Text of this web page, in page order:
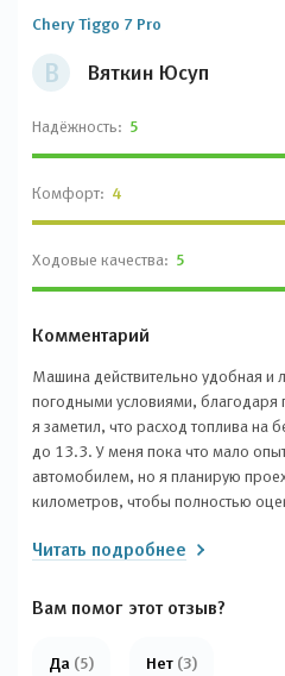
В Вяткин Юсуп
Chery Tiggo 7 Pro
Надёжность: 5
Комфорт: 4
Ходовые качества: 5
Комментарий
Машина действительно удобная и
погодными условиями,
я заметил, что расход топлива на
до 13.3. У меня пока что мало
автомобилем, но я планирую
километров, чтобы полностью
размеры автомобиля также очень
несмотря на то, что обычно я этого
Читать подробнее
Вам помог этот отзыв?
Да (5) Нет (3)